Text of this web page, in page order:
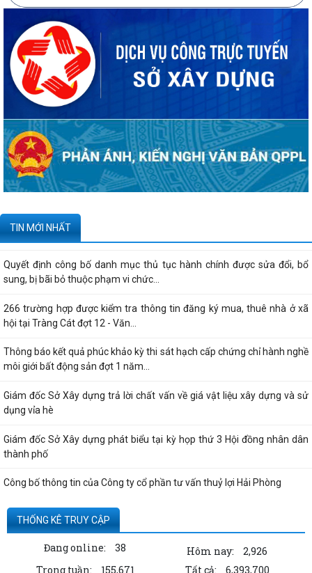
TIN MỚI NHẤT
20 căn nhà ở thấp tầng tại Khu dân cư Hồng Phong đủ điều kiện đưa
vào kinh doanh - Văn bản số...
270 căn nhà ở thấp tầng tại Dự án Khu đô thị mới phường Thủy
Nguyên đủ điều kiện đưa vào kinh doanh...
Công bố danh mục thủ tục hành chính được sửa đổi, bổ sung, thay thế,
bị bãi bỏ thuộc phạm vi chức...
Kê khai giá hàng hóa, dịch vụ bán trong nước hoặc xuất khẩu của
Công ty TNHH ống thép 190 - Văn bản...
Tạm thời chưa trả kết quả cấp chứng chỉ hành nghề hoạt động xây
Quyết định công bố danh mục thủ tục hành chính được sửa đổi, bổ
sung, bị bãi bỏ thuộc phạm vi chức...
266 trường hợp được kiểm tra thông tin đăng ký mua, thuê nhà ở xã
hội tại Tràng Cát đợt 12 - Văn...
Thông báo kết quả phúc khảo kỳ thi sát hạch cấp chứng chỉ hành nghề
môi giới bất động sản đợt 1 năm...
Giám đốc Sở Xây dựng trả lời chất vấn về giá vật liệu xây dựng và sử
dụng vỉa hè
Giám đốc Sở Xây dựng phát biểu tại kỳ họp thứ 3 Hội đồng nhân dân
thành phố
Công bố thông tin của Công ty cổ phần tư vấn thuỷ lợi Hải Phòng
Quyết định công bố thủ tục hành chính nội bộ được sửa đổi, bổ sung
thuộc phạm vi, chức năng quản lý...
Thông tin về số lượng căn hộ chung cư thuộc dự án Hoàng Huy Sở Dầu
đã bán cho các tổ chức, cá nhân...
THỐNG KÊ TRUY CẬP
Đang online: 38 Hôm nay:
2,926
Trong tuần:
155,671 Tất cả: 6,393,700